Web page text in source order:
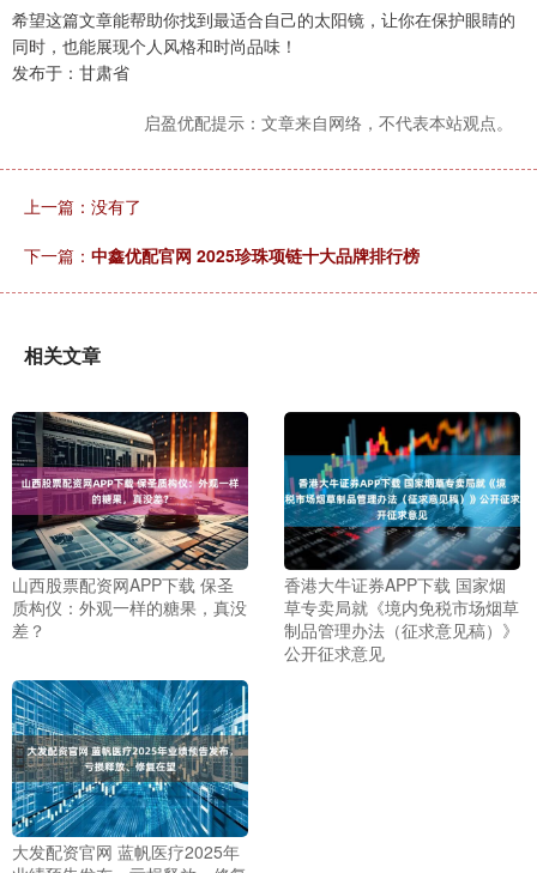
希望这篇文章能帮助你找到最适合自己的太阳镜，让你在保护眼睛的
同时，也能展现个人风格和时尚品味！
发布于：甘肃省
启盈优配提示：文章来自网络，不代表本站观点。
上一篇：没有了
下一篇： 中鑫优配官网 2025珍珠项链十大品牌排行榜
相关文章
山西股票配资网APP下载 保圣
质构仪：外观一样的糖果，真没
差？
香港大牛证券APP下载 国家烟
草专卖局就《境内免税市场烟草
制品管理办法（征求意见稿）》
公开征求意见
大发配资官网 蓝帆医疗2025年